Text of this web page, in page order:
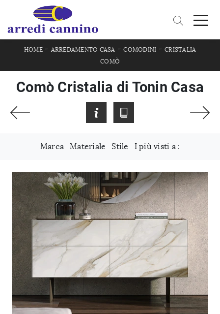
HOME- ARREDAMENTO CASA -COMODINI - CRISTALIA
COMÒ
Comò Cristalia di Tonin Casa
Marca Materiale Stile I più visti a :